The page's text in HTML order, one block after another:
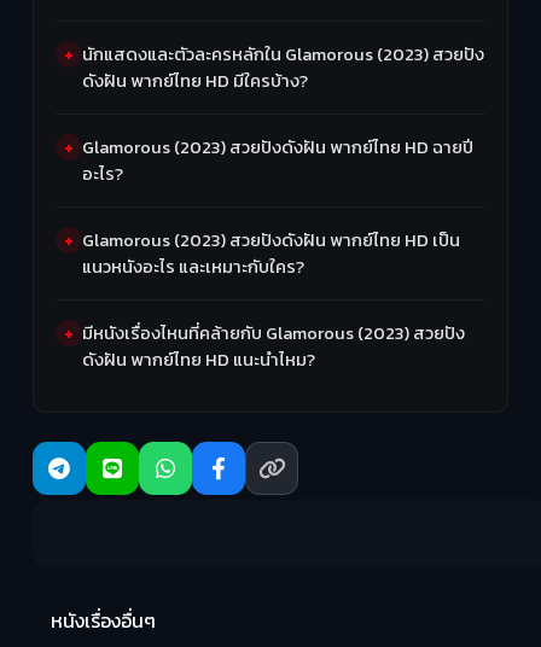
นักแสดงและตัวละครหลักใน Glamorous (2023) สวยปัง
ดังฝัน พากย์ไทย HD มีใครบ้าง?
Glamorous (2023) สวยปังดังฝัน พากย์ไทย HD ฉายปี
อะไร?
Glamorous (2023) สวยปังดังฝัน พากย์ไทย HD เป็น
แนวหนังอะไร และเหมาะกับใคร?
มีหนังเรื่องไหนที่คล้ายกับ Glamorous (2023) สวยปัง
ดังฝัน พากย์ไทย HD แนะนำไหม?
หนังเรื่องอื่นๆ